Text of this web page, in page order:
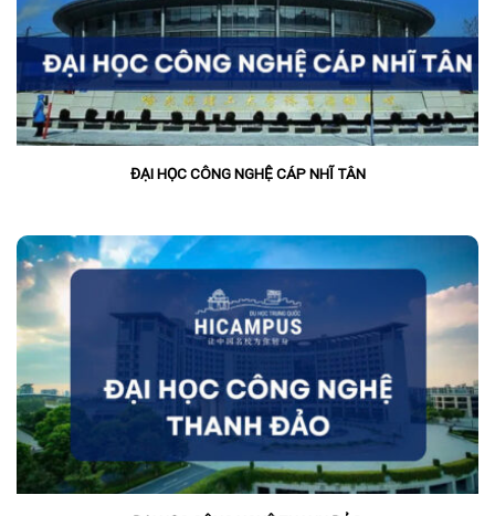
ĐẠI HỌC CÔNG NGHỆ CÁP NHĨ TÂN